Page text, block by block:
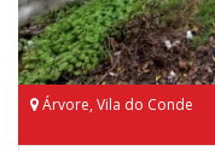
Árvore, Vila do Conde